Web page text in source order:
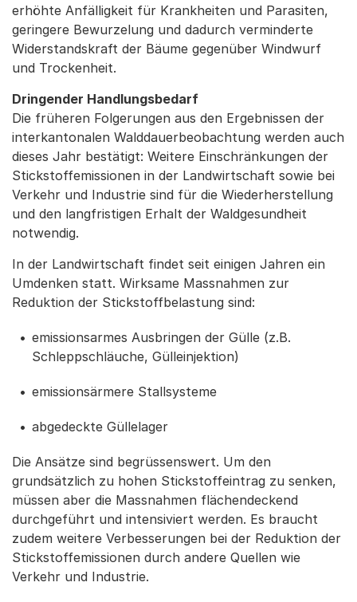
erhöhte Anfälligkeit für Krankheiten und Parasiten,
geringere Bewurzelung und dadurch verminderte
Widerstandskraft der Bäume gegenüber Windwurf
und Trockenheit.
Dringender Handlungsbedarf
Die früheren Folgerungen aus den Ergebnissen der
interkantonalen Walddauerbeobachtung werden auch
dieses Jahr bestätigt: Weitere Einschränkungen der
Stickstoffemissionen in der Landwirtschaft sowie bei
Verkehr und Industrie sind für die Wiederherstellung
und den langfristigen Erhalt der Waldgesundheit
notwendig.
In der Landwirtschaft findet seit einigen Jahren ein
Umdenken statt. Wirksame Massnahmen zur
Reduktion der Stickstoffbelastung sind:
emissionsarmes Ausbringen der Gülle (z.B.
Schleppschläuche, Gülleinjektion)
emissionsärmere Stallsysteme
abgedeckte Güllelager
Die Ansätze sind begrüssenswert. Um den
grundsätzlich zu hohen Stickstoffeintrag zu senken,
müssen aber die Massnahmen flächendeckend
durchgeführt und intensiviert werden. Es braucht
zudem weitere Verbesserungen bei der Reduktion der
Stickstoffemissionen durch andere Quellen wie
Verkehr und Industrie.